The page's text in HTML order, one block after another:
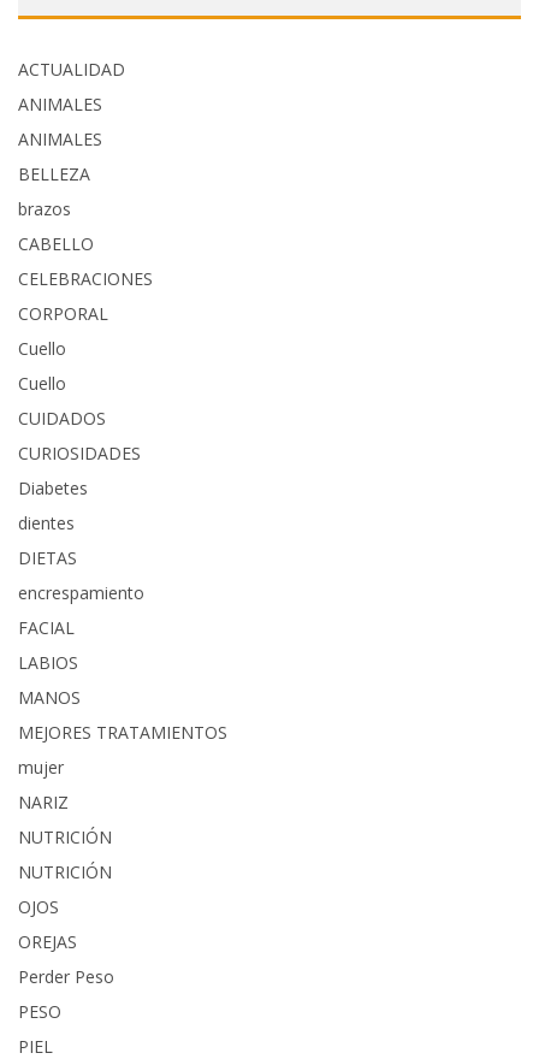
ACTUALIDAD
ANIMALES
ANIMALES
BELLEZA
brazos
CABELLO
CELEBRACIONES
CORPORAL
Cuello
Cuello
CUIDADOS
CURIOSIDADES
Diabetes
dientes
DIETAS
encrespamiento
FACIAL
LABIOS
MANOS
MEJORES TRATAMIENTOS
mujer
NARIZ
NUTRICIÓN
NUTRICIÓN
OJOS
OREJAS
Perder Peso
PESO
PIEL